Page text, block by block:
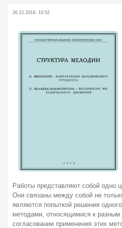
26.12.2018, 10:52
Работы представляют собой одно
Они связаны между собой не
являются попыткой решения
методами, относящимися к
согласовании применения этих